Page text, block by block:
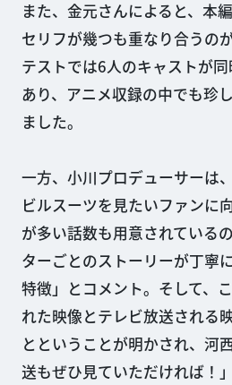
また、金元さんによると、本
セリフが幾つも重なり合うの
テストでは6人のキャストが
あり、アニメ収録の中でも珍
ました。
一方、小川プロデューサーは
ビルスーツを見たいファンに
が多い話数も用意されている
ターごとのストーリーが丁寧
特徴」とコメント。そして、
れた映像とテレビ放送される
とということが明かされ、河
送もぜひ見ていただければ！